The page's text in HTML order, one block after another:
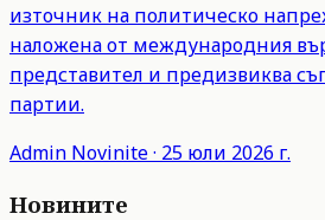
източник на политическо
наложена от международния
представител и предизвиква
партии.
Admin Novinite· 25 юли 2026 г.
Новините